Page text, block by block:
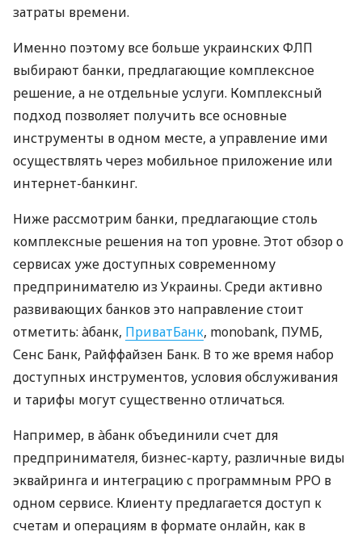
затраты времени.
Именно поэтому все больше украинских ФЛП
выбирают банки, предлагающие комплексное
решение, а не отдельные услуги. Комплексный
подход позволяет получить все основные
инструменты в одном месте, а управление ими
осуществлять через мобильное приложение или
интернет-банкинг.
Ниже рассмотрим банки, предлагающие столь
комплексные решения на топ уровне. Этот обзор о
сервисах уже доступных современному
предпринимателю из Украины. Среди активно
развивающих банков это направление стоит
отметить: àбанк, ПриватБанк, monobank, ПУМБ,
Сенс Банк, Райффайзен Банк. В то же время набор
доступных инструментов, условия обслуживания
и тарифы могут существенно отличаться.
Например, в àбанк объединили счет для
предпринимателя, бизнес-карту, различные виды
эквайринга и интеграцию с программным РРО в
одном сервисе. Клиенту предлагается доступ к
счетам и операциям в формате онлайн, как в